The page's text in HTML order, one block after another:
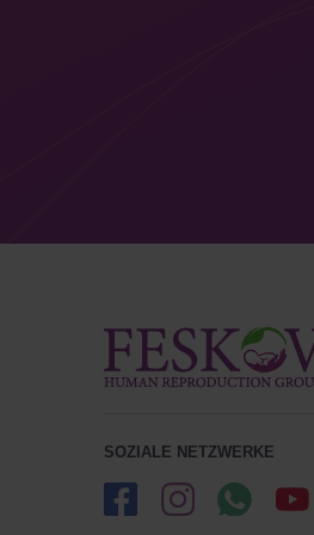
SOZIALE NETZWERKE